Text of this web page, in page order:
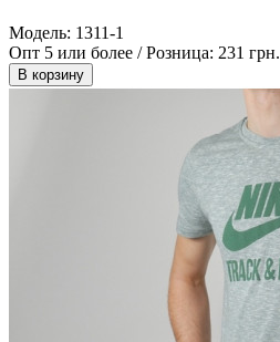
Модель: 1311-1
Опт 5 или более / Розница: 231 грн.
В корзину